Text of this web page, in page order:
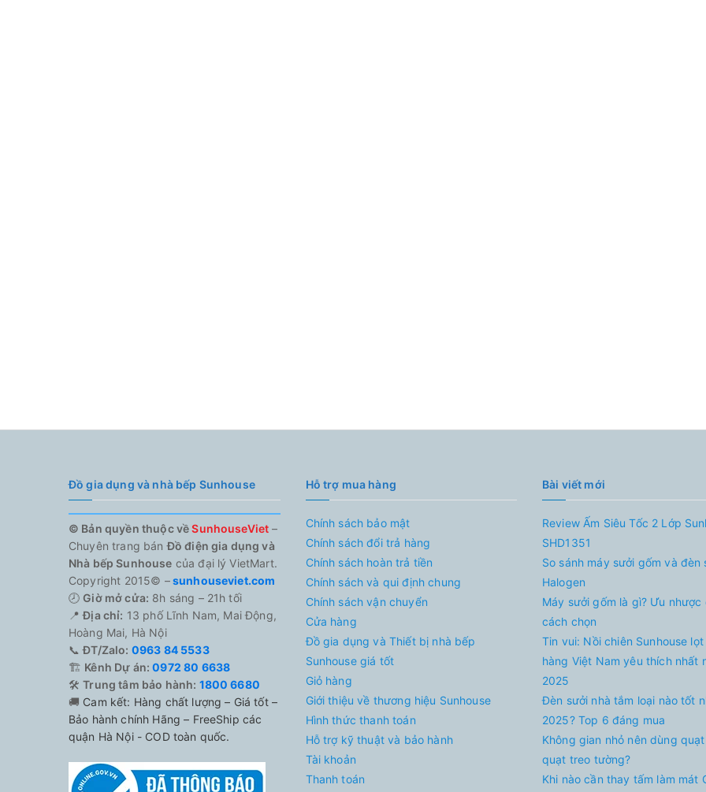
Đồ gia dụng và nhà bếp Sunhouse
© Bản quyền thuộc vềSunhouseViet –
Chuyên trang bánĐồ điện gia dụng và
Nhà bếp Sunhouse của đại lý VietMart.
Copyright 2015© –sunhouseviet.com
🕗Giờ mở cửa: 8h sáng – 21h tối
📍Địa chỉ: 13 phố Lĩnh Nam, Mai Động,
Hoàng Mai, Hà Nội
📞ĐT/Zalo: 0963 84 5533
🏗️ Kênh Dự án: 0972 80 6638
🛠️Trung tâm bảo hành: 1800 6680
🚚 Cam kết: Hàng chất lượng – Giá tốt –
Bảo hành chính Hãng – FreeShip các
quận Hà Nội - COD toàn quốc.
Hỗ trợ mua hàng
Chính sách bảo mật
Chính sách đổi trả hàng
Chính sách hoàn trả tiền
Chính sách và qui định chung
Chính sách vận chuyển
Cửa hàng
Đồ gia dụng và Thiết bị nhà bếp
Sunhouse giá tốt
Giỏ hàng
Giới thiệu về thương hiệu Sunhouse
Hình thức thanh toán
Hỗ trợ kỹ thuật và bảo hành
Tài khoản
Thanh toán
Bài viết mới
Review Ấm Siêu Tốc 2 Lớp
SHD1351
So sánh máy sưởi gốm và đèn
Halogen
Máy sưởi gốm là gì? Ưu nhược
cách chọn
Tin vui: Nồi chiên Sunhouse
hàng Việt Nam yêu thích nhất
2025
Đèn sưởi nhà tắm loại nào tốt
2025? Top 6 đáng mua
Không gian nhỏ nên dùng
quạt treo tường?
Khi nào cần thay tấm làm mát